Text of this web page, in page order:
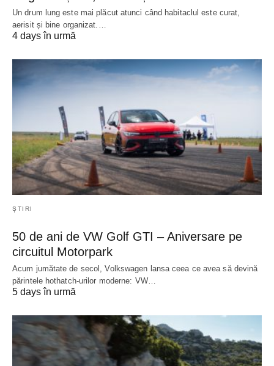
Un drum lung este mai plăcut atunci când habitaclul este curat,
aerisit și bine organizat.…
4 days în urmă
ȘTIRI
50 de ani de VW Golf GTI – Aniversare pe
circuitul Motorpark
Acum jumătate de secol, Volkswagen lansa ceea ce avea să devină
părintele hothatch-urilor moderne: VW…
5 days în urmă